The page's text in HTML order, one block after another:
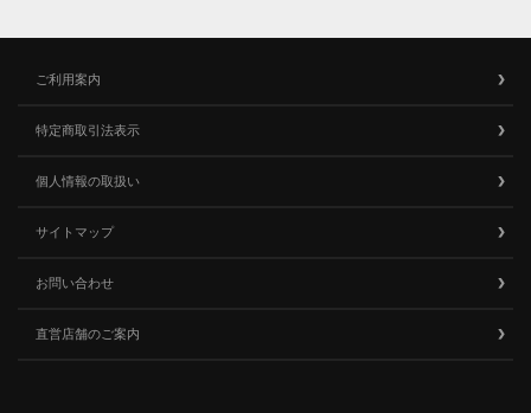
ご利用案内
特定商取引法表示
個人情報の取扱い
サイトマップ
お問い合わせ
直営店舗のご案内